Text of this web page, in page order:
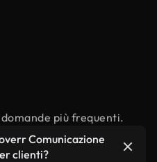
più frequenti.
Comunicazione
clienti?